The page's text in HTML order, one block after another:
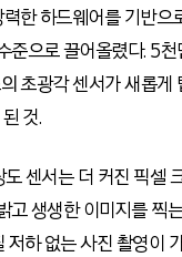
한 하드웨어를 기반으
준으로 끌어올렸다. 5천
초광각 센서가 새롭게
것.
센서는 더 커진 픽셀
고 생생한 이미지를 찍
저하 없는 사진 촬영이